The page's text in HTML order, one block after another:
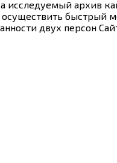
исследуемый архив
осуществить
двух персон